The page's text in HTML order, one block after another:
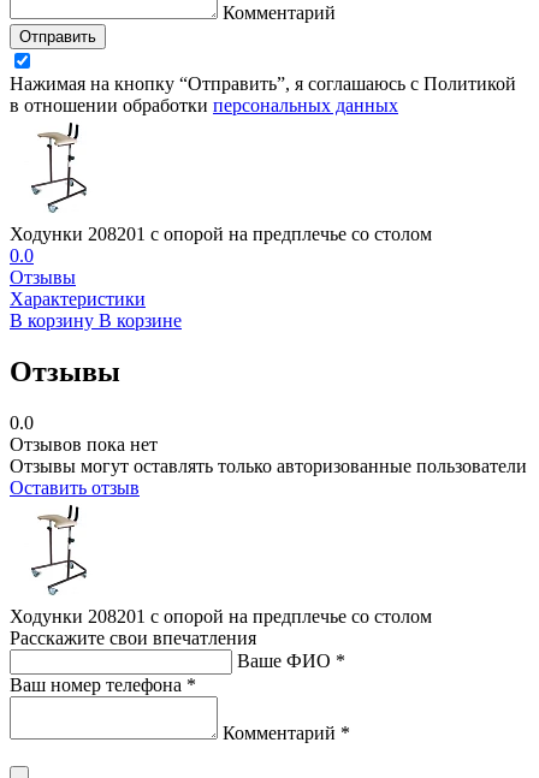
Комментарий
Отправить
Нажимая на кнопку “Отправить”, я соглашаюсь с Политикой
в отношении обработки персональных данных
Ходунки 208201 с опорой на предплечье со столом
0.0
Отзывы
Характеристики
В корзину В корзине
Отзывы
0.0
Отзывов пока нет
Отзывы могут оставлять только авторизованные пользователи
Оставить отзыв
Ходунки 208201 с опорой на предплечье со столом
Расскажите свои впечатления
Ваше ФИО *
Ваш номер телефона *
Комментарий *